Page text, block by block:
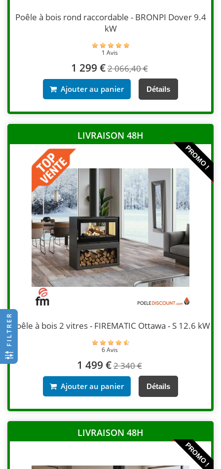
Poêle à bois rond raccordable - BRONPI Dover 9.4
kW
1 Avis
1 299 €2 066,40 €
Ajouter au panier Détails
LIVRAISON 48H
PROMO !
Poêle à bois 2 vitres - FIREMATIC Ottawa - S 12.6 kW
6 Avis
1 499 €2 340 €
Ajouter au panier Détails
LIVRAISON 48H
PROMO !
FILTRER